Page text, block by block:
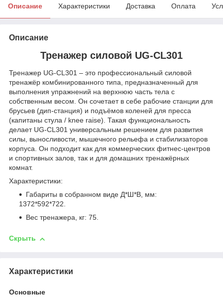
Описание Характеристики Доставка Оплата
Описание
Тренажер силовой UG-CL301
Тренажер UG‑CL301 – это профессиональный силовой
тренажёр комбинированного типа, предназначенный для
выполнения упражнений на верхнюю часть тела с
собственным весом. Он сочетает в себе рабочие станции для
брусьев (дип‑станция) и подъёмов коленей для пресса
(капитаны стула / knee raise). Такая функциональность
делает UG‑CL301 универсальным решением для развития
силы, выносливости, мышечного рельефа и стабилизаторов
корпуса. Он подходит как для коммерческих фитнес‑центров
и спортивных залов, так и для домашних тренажёрных
комнат.
Характеристики:
Габариты в собранном виде Д*Ш*В, мм:
1372*592*722.
Вес тренажера, кг: 75.
Скрыть
Характеристики
Основные